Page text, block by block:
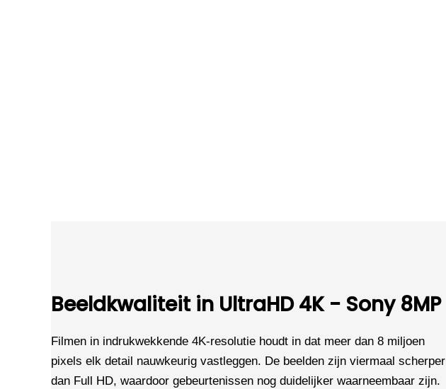
Beeldkwaliteit in UltraHD 4K - Sony 8MP​
Filmen in indrukwekkende 4K-resolutie houdt in dat meer dan 8 miljoen
pixels elk detail nauwkeurig vastleggen. De beelden zijn viermaal scherper
dan Full HD, waardoor gebeurtenissen nog duidelijker waarneembaar zijn.